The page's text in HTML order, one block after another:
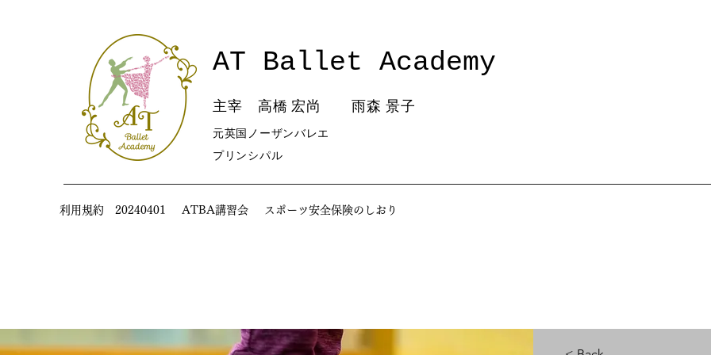
AT Ballet Academy
主宰 高橋 宏尚 雨森 景子
元英国ノーザンバレエ
​プリンシパル
利用規約 20240401 ATBA講習会 スポーツ安全保険のしおり